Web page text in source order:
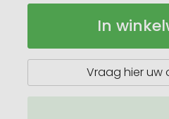
Etui
Op
In
Vraag hier uw